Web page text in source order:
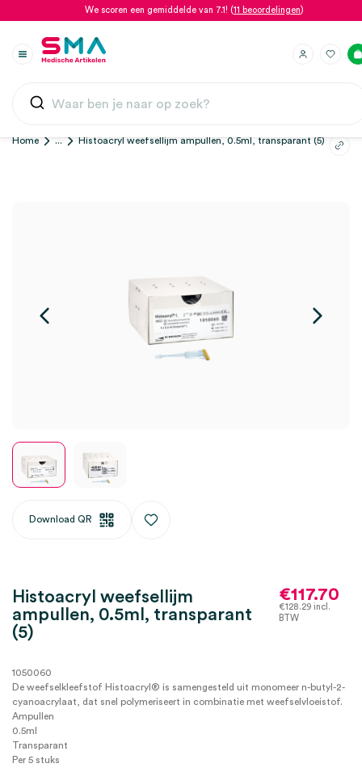
We scoren een gemiddelde van 7.1! (11 beoordelingen)
Home ... Histoacryl weefsellijm ampullen, 0.5ml, transparant (5)
Download QR
Histoacryl weefsellijm
ampullen, 0.5ml, transparant
(5)
€117.70
€128.29 incl.
BTW
1050060
De weefselkleefstof Histoacryl® is samengesteld uit monomeer n-butyl-2-
cyanoacrylaat, dat snel polymeriseert in combinatie met weefselvloeistof.
Ampullen
0.5ml
Transparant
Per 5 stuks